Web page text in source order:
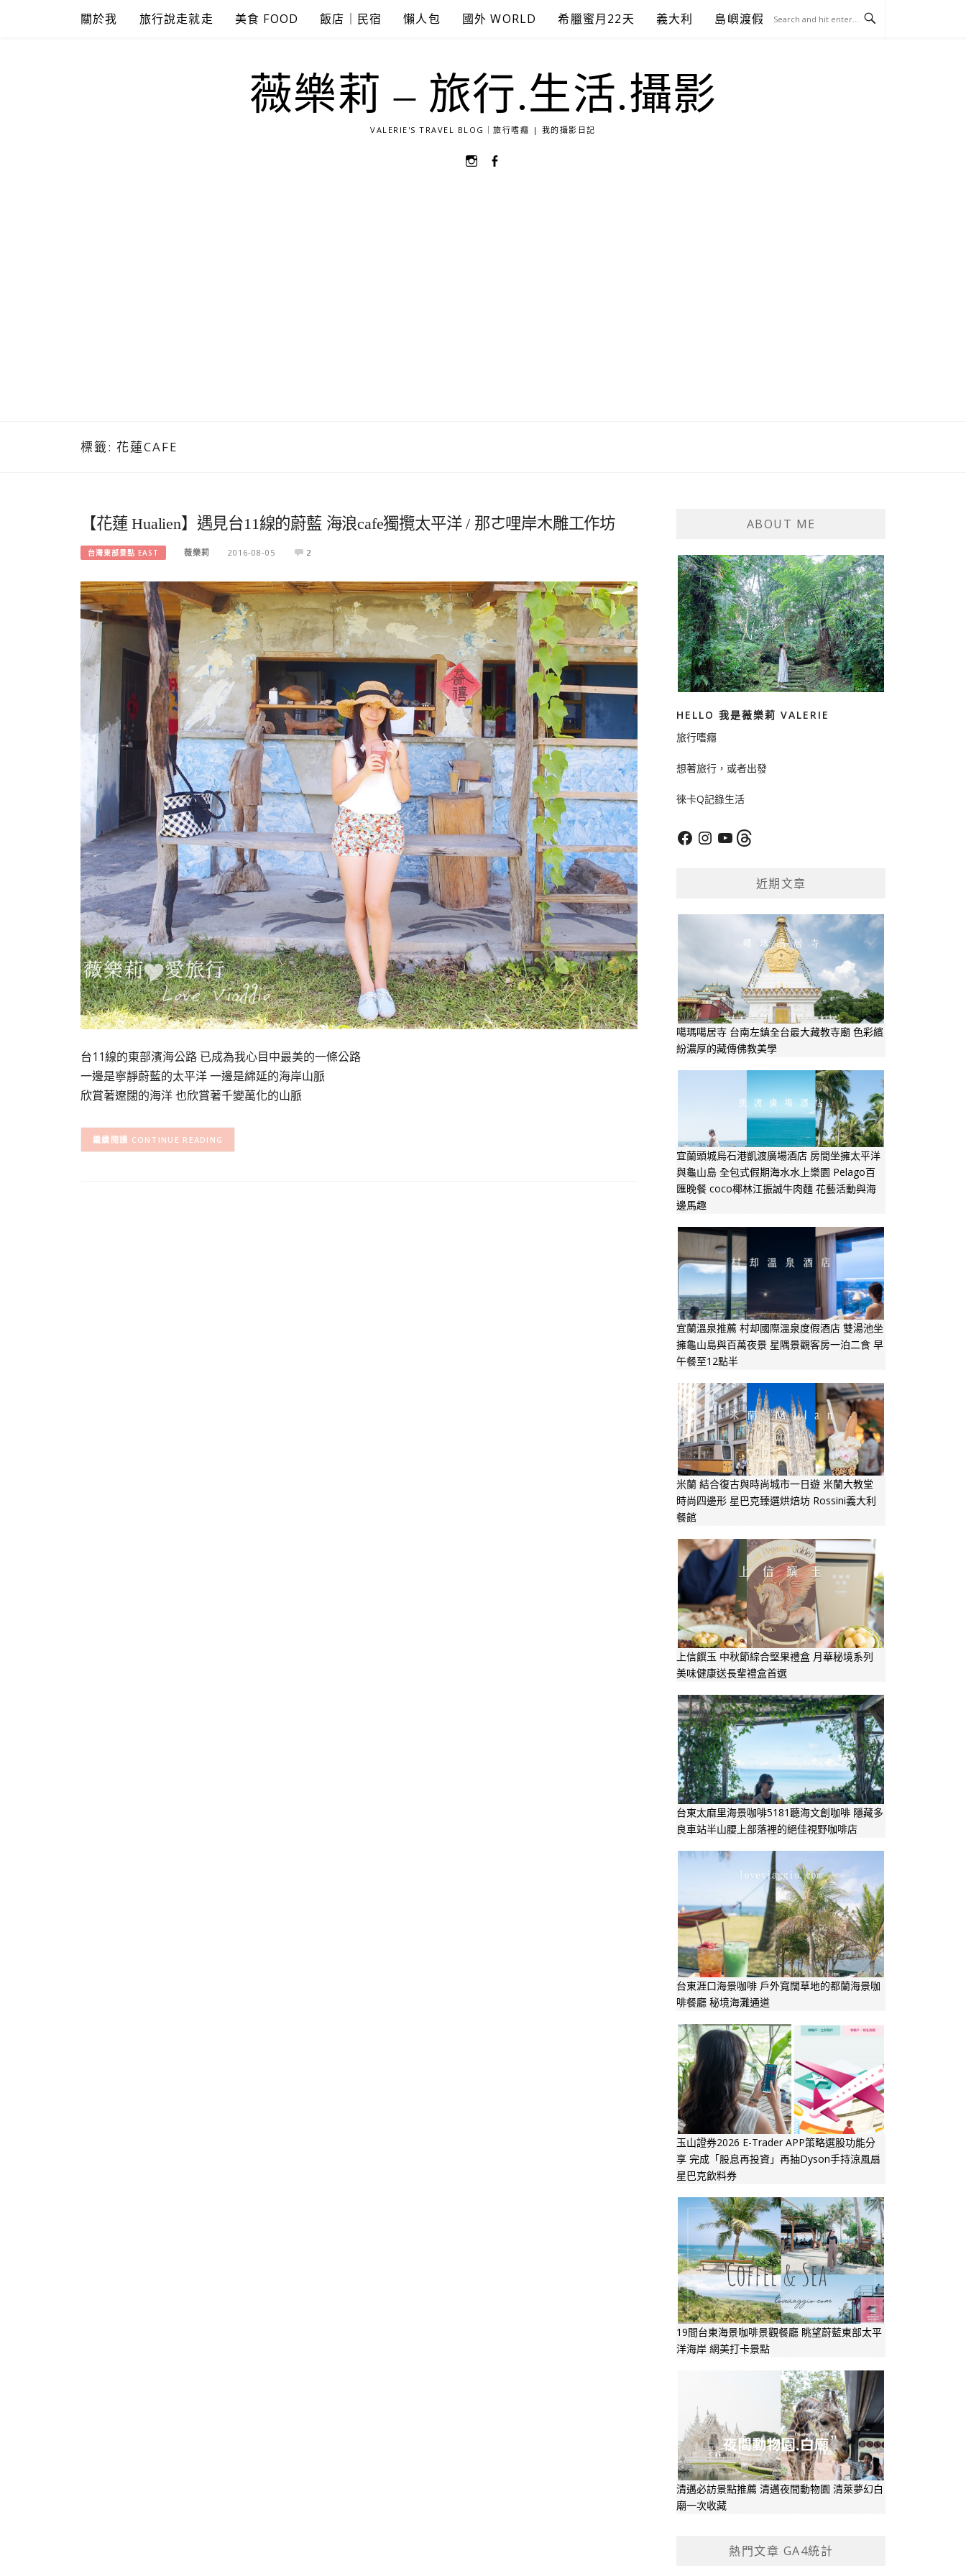
關於我 旅行說走就走 美食 FOOD 飯店｜民宿 懶人包 國外 WORLD 希臘蜜月22天 義大利 島嶼渡假
薇樂莉 – 旅行.生活.攝影
VALERIE'S TRAVEL BLOG｜旅行嗜癮 | 我的攝影日記
選
標籤: 花蓮CAFE
【花蓮 Hualien】遇見台11線的蔚藍 海浪cafe獨攬太平洋 / 那ㄜ哩岸木雕工作坊
台灣東部景點 EAST 薇樂莉 2016-08-05 2
台11線的東部濱海公路 已成為我心目中最美的一條公路
一邊是寧靜蔚藍的太平洋 一邊是綿延的海岸山脈
欣賞著遼闊的海洋 也欣賞著千變萬化的山脈
CONTINUE READING
ABOUT ME
HELLO 我是薇樂莉 VALERIE
旅行嗜癮
想著旅行，或者出發
徠卡Q記錄生活
FacebookInstagram
YouTubeThreads
近期文章
噶瑪噶居寺 台南左鎮全台最大藏教寺廟 色彩繽
紛濃厚的藏傳佛教美學
宜蘭頭城烏石港凱渡廣場酒店 房間坐擁太平洋
與龜山島 全包式假期海水水上樂園 Pelago百
匯晚餐 coco椰林江振誠牛肉麵 花藝活動與海
邊馬趣
宜蘭溫泉推薦 村却國際溫泉度假酒店 雙湯池坐
擁龜山島與百萬夜景 星隅景觀客房一泊二食 早
午餐至12點半
米蘭 結合復古與時尚城市一日遊 米蘭大教堂
時尚四邊形 星巴克臻選烘焙坊 Rossini義大利
餐館
上信饌玉 中秋節綜合堅果禮盒 月華秘境系列
美味健康送長輩禮盒首選
台東太麻里海景咖啡5181聽海文創咖啡 隱藏多
良車站半山腰上部落裡的絕佳視野咖啡店
台東涯口海景咖啡 戶外寬闊草地的都蘭海景咖
啡餐廳 秘境海灘通道
玉山證券2026 E-Trader APP策略選股功能分
享 完成「股息再投資」再抽Dyson手持涼風扇
星巴克飲料券
19間台東海景咖啡景觀餐廳 眺望蔚藍東部太平
洋海岸 網美打卡景點
清邁必訪景點推薦 清邁夜間動物園 清萊夢幻白
廟一次收藏
熱門文章 GA4統計